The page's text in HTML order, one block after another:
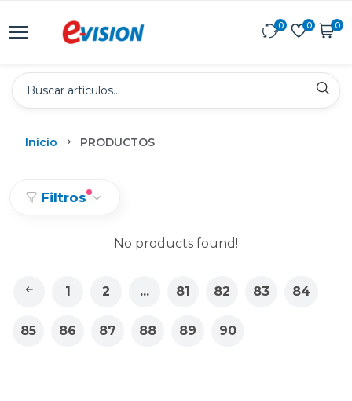
0 0 0
Inicio PRODUCTOS
Filtros
No products found!
1 2 ... 81 82 83 84
85 86 87 88 89 90